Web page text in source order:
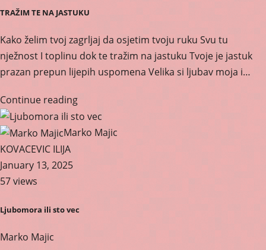
TRAŽIM TE NA JASTUKU
Kako želim tvoj zagrljaj da osjetim tvoju ruku Svu tu
nježnost I toplinu dok te tražim na jastuku Tvoje je jastuk
prazan prepun lijepih uspomena Velika si ljubav moja i…
Continue reading
Marko Majic
KOVACEVIC ILIJA
January 13, 2025
57 views
Ljubomora ili sto vec
Marko Majic